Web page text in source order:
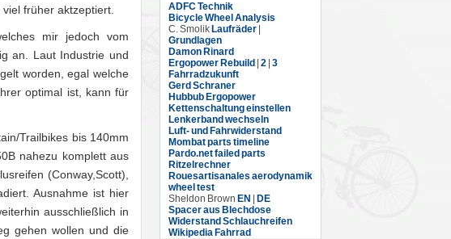
ADFC Technik
Bicycle Wheel Analysis
C. Smolik Laufräder
Grundlagen
Damon Rinard
Ergopower Rebuild
2 3
Fahrradzukunft
Gerd Schraner
Hubbub Ergopower
Kettenschaltung einstellen
Lenkerband wechseln
Luft- und Fahrwiderstand
Mombat parts timeline
Pardo.net failed parts
Ritzelrechner
Rouesartisanales aerodynamik
wheel test
Sheldon Brown EN
DE
Spacer aus Blechdose
Widerstand Schlauchreifen
Wikipedia Fahrrad
früher aktzeptiert.
mir jedoch vom
an. Laut Industrie und
worden, egal welche
optimal ist, kann für
Trailbikes bis 140mm
nahezu komplett aus
(Conway,Scott),
Ausnahme ist hier
ausschließlich in
gehen wollen und die